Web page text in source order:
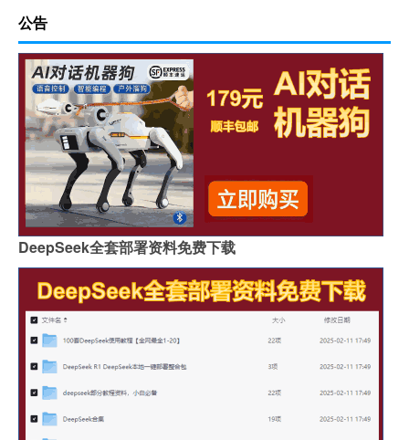
公告
DeepSeek全套部署资料免费下载